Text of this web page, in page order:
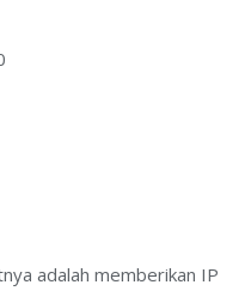
adalah memberikan IP